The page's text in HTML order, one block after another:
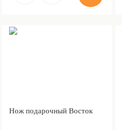
Нож подарочный Восток